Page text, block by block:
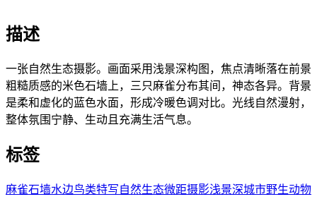
描述
一张自然生态摄影。画面采用浅景深构图，焦点清晰落在前景
粗糙质感的米色石墙上，三只麻雀分布其间，神态各异。背景
是柔和虚化的蓝色水面，形成冷暖色调对比。光线自然漫射，
整体氛围宁静、生动且充满生活气息。
标签
麻雀石墙水边鸟类特写自然生态微距摄影浅景深城市野生动物